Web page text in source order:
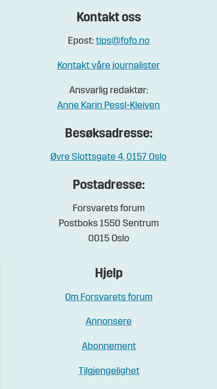
Kontakt oss
Epost: tips@fofo.no
Kontakt våre journalister
Ansvarlig redaktør:
Anne Karin Pessl-Kleiven
Besøksadresse:
Øvre Slottsgate 4, 0157 Oslo
Postadresse:
Forsvarets forum
Postboks 1550 Sentrum
0015 Oslo
Hjelp
Om Forsvarets forum
Annonsere
Abonnement
Tilgjengelighet